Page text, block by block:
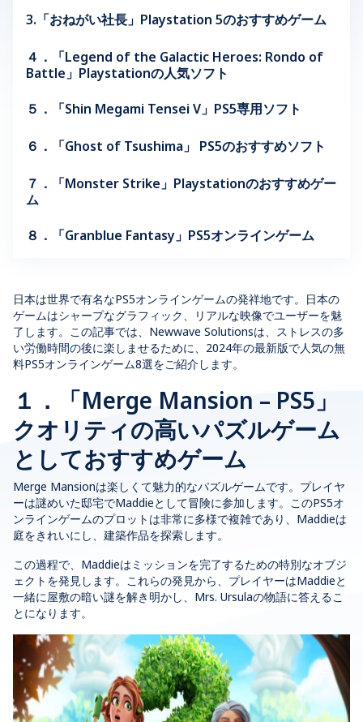
日本は世界で有名なPS5オンラインゲームの発祥地です。日本の
ゲームはシャープなグラフィック、リアルな映像でユーザーを魅
了します。この記事では、Newwave Solutionsは、ストレスの多
い労働時間の後に楽しませるために、2024年の最新版で人気の無
料PS5オンラインゲーム8選をご紹介します。
１．「Merge Mansion – PS5」
クオリティの高いパズルゲーム
としておすすめゲーム
Merge Mansionは楽しくて魅力的なパズルゲームです。プレイヤ
ーは謎めいた邸宅でMaddieとして冒険に参加します。このPS5オ
ンラインゲームのプロットは非常に多様で複雑であり、Maddieは
庭をきれいにし、建築作品を探索します。
この過程で、Maddieはミッションを完了するための特別なオブジ
ェクトを発見します。これらの発見から、プレイヤーはMaddieと
一緒に屋敷の暗い謎を解き明かし、Mrs. Ursulaの物語に答えるこ
とになります。
3.「おねがい社長」Playstation 5のおすすめゲーム
４．「Legend of the Galactic Heroes: Rondo of
Battle」Playstationの人気ソフト
５．「Shin Megami Tensei V」PS5専用ソフト
６．「Ghost of Tsushima」 PS5のおすすめソフト
７．「Monster Strike」Playstationのおすすめゲー
ム
８．「Granblue Fantasy」PS5オンラインゲーム